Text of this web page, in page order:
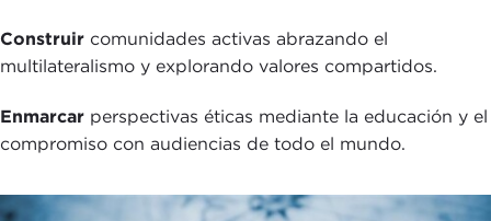
Construir comunidades activas abrazando el
multilateralismo y explorando valores compartidos.
Enmarcar perspectivas éticas mediante la educación y el
compromiso con audiencias de todo el mundo.